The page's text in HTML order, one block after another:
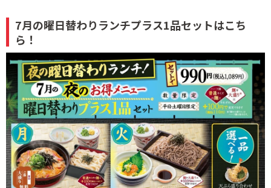
7月の曜日替わりランチプラス1品セットはこち
ら！